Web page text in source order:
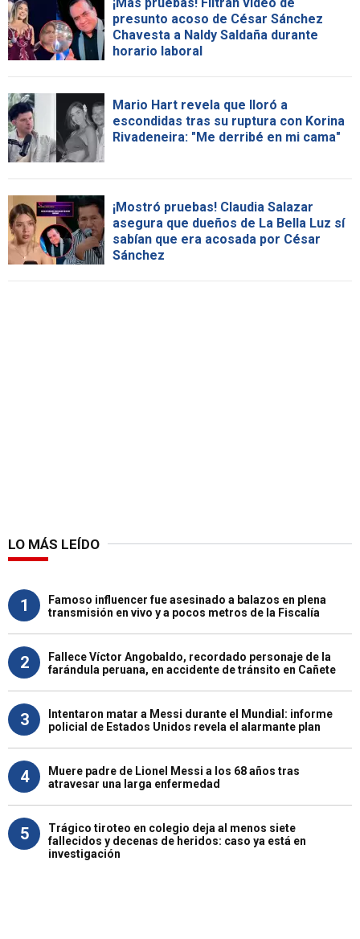
¡Más pruebas! Filtran video de
presunto acoso de César Sánchez
Chavesta a Naldy Saldaña durante
horario laboral
Mario Hart revela que lloró a
escondidas tras su ruptura con Korina
Rivadeneira: "Me derribé en mi cama"
¡Mostró pruebas! Claudia Salazar
asegura que dueños de La Bella Luz sí
sabían que era acosada por César
Sánchez
LO MÁS LEÍDO
1
Famoso influencer fue asesinado a balazos en plena
transmisión en vivo y a pocos metros de la Fiscalía
2
Fallece Víctor Angobaldo, recordado personaje de la
farándula peruana, en accidente de tránsito en Cañete
3
Intentaron matar a Messi durante el Mundial: informe
policial de Estados Unidos revela el alarmante plan
4
Muere padre de Lionel Messi a los 68 años tras
atravesar una larga enfermedad
5
Trágico tiroteo en colegio deja al menos siete
fallecidos y decenas de heridos: caso ya está en
investigación